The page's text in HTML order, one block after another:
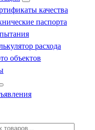
качества
паспорта
расхода
объектов